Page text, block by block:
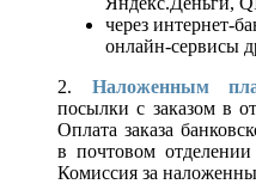
через интернет-
онлайн-сервисы
2. Наложенным
посылки с заказом в
Оплата заказа
в почтовом
Комиссия за